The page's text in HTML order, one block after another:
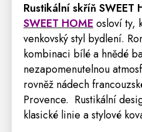
Rustikální skříň SWEET
SWEET HOME osloví ty,
venkovský styl bydlení.
kombinaci bílé a hnědé
nezapomenutelnou
rovněž nádech
Provence. Rustikální
klasické linie a stylové